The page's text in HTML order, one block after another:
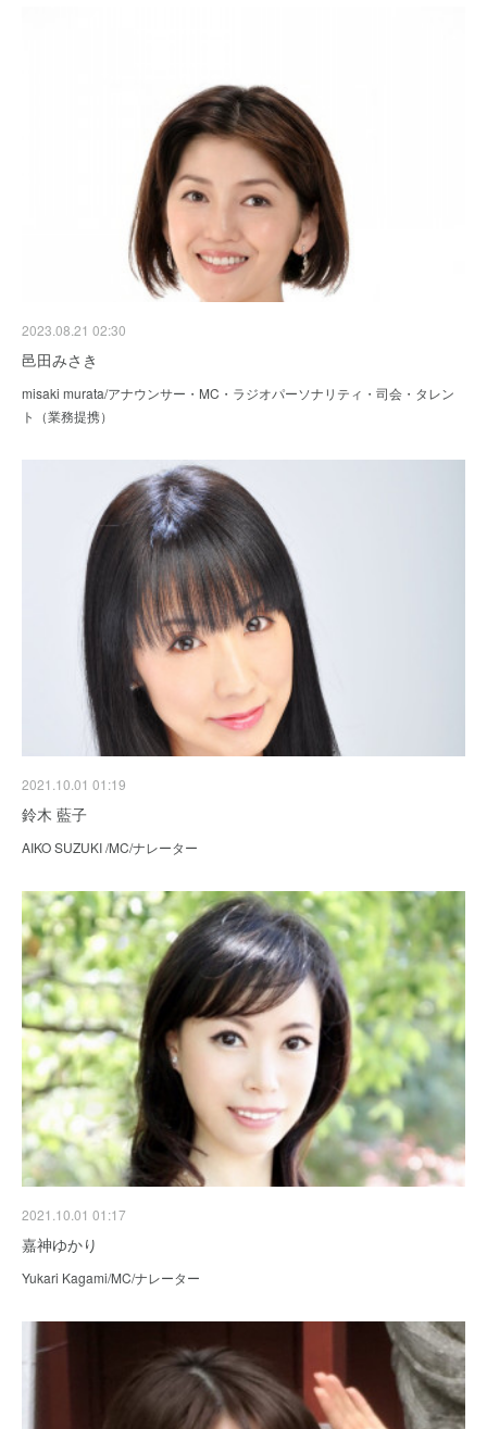
2023.08.21 02:30
邑田みさき
misaki murata/アナウンサー・MC・ラジオパーソナリティ・司会・タレン
ト（業務提携）
2021.10.01 01:19
鈴木 藍子
AIKO SUZUKI /MC/ナレーター
2021.10.01 01:17
嘉神ゆかり
Yukari Kagami/MC/ナレーター